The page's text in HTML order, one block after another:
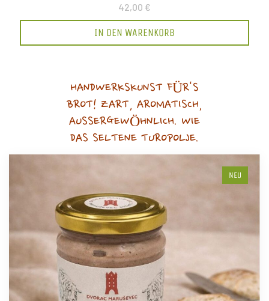
42,00 €
IN DEN WARENKORB
HANDWERKSKUNST FÜR'S
BROT! ZART, AROMATISCH,
AUSSERGEWÖHNLICH. WIE
DAS SELTENE TUROPOLJE.
NEU